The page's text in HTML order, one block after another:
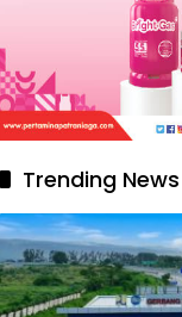
Trending News